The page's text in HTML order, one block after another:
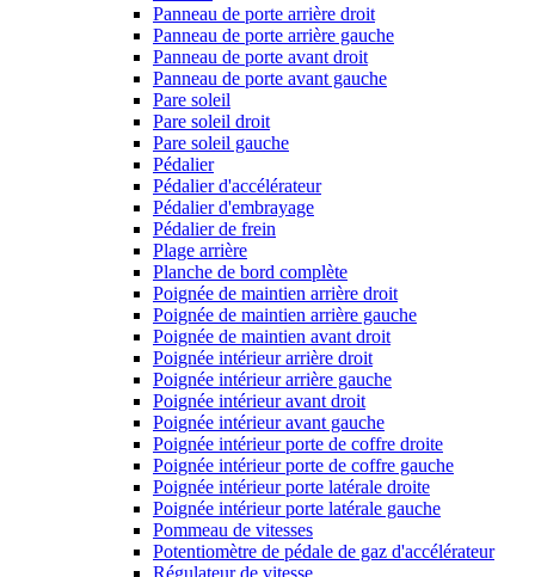
Panneau de porte arrière droit
Panneau de porte arrière gauche
Panneau de porte avant droit
Panneau de porte avant gauche
Pare soleil
Pare soleil droit
Pare soleil gauche
Pédalier
Pédalier d'accélérateur
Pédalier d'embrayage
Pédalier de frein
Plage arrière
Planche de bord complète
Poignée de maintien arrière droit
Poignée de maintien arrière gauche
Poignée de maintien avant droit
Poignée intérieur arrière droit
Poignée intérieur arrière gauche
Poignée intérieur avant droit
Poignée intérieur avant gauche
Poignée intérieur porte de coffre droite
Poignée intérieur porte de coffre gauche
Poignée intérieur porte latérale droite
Poignée intérieur porte latérale gauche
Pommeau de vitesses
Potentiomètre de pédale de gaz d'accélérateur
Régulateur de vitesse